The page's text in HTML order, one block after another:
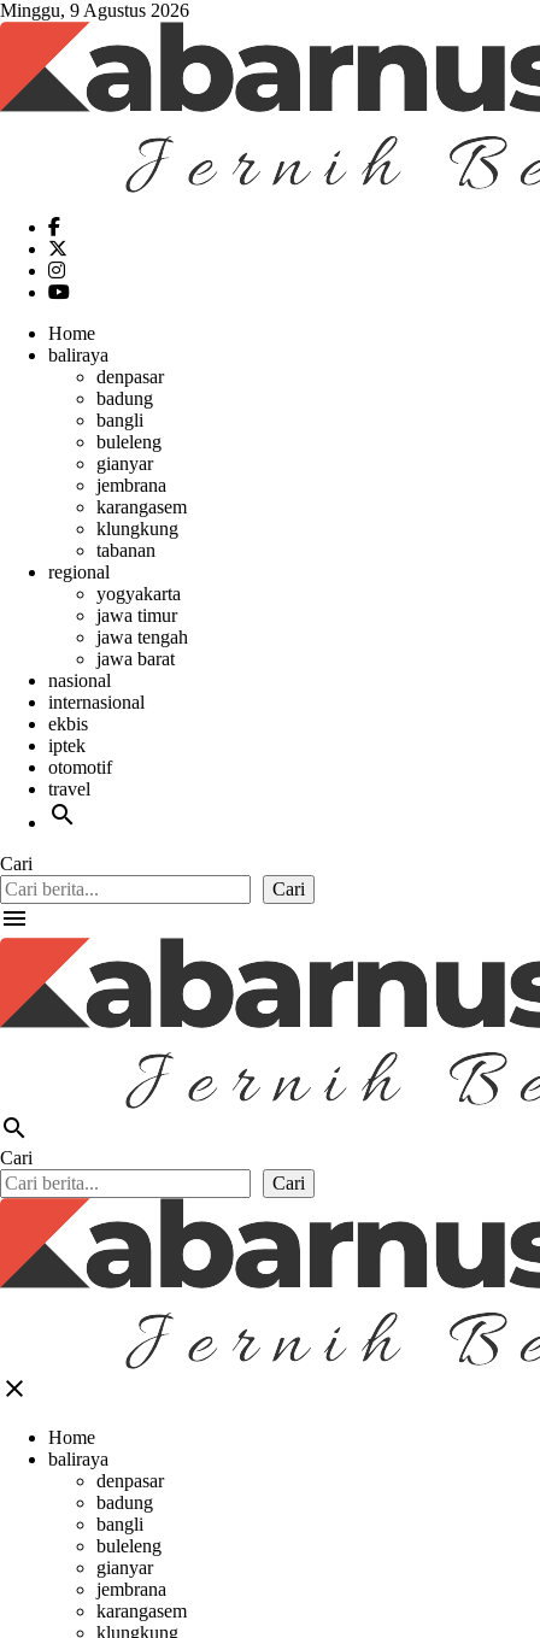
Minggu, 9 Agustus 2026
Home
baliraya
denpasar
badung
bangli
buleleng
gianyar
jembrana
karangasem
klungkung
tabanan
regional
yogyakarta
jawa timur
jawa tengah
jawa barat
nasional
internasional
ekbis
iptek
otomotif
travel
search
Cari
Cari
menu
search
Cari
Cari
close
Home
baliraya
denpasar
badung
bangli
buleleng
gianyar
jembrana
karangasem
klungkung